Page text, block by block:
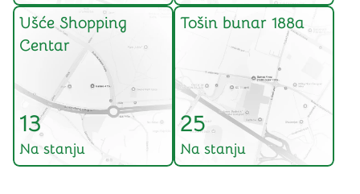
Ušće Shopping
Centar
13
Na stanju
Tošin bunar 188a
25
Na stanju